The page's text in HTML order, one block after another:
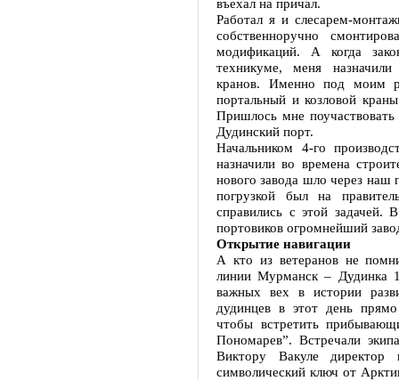
въехал на причал.
Работал я и слесарем-
собственноручно
модификаций. А когда
техникуме, меня
кранов. Именно под моим
портальный и козловой
Пришлось мне
Дудинский порт.
Начальником 4-го
назначили во времена
нового завода шло через наш
погрузкой был на
справились с этой задачей.
портовиков огромнейший
Открытие навигации
А кто из ветеранов не
линии Мурманск – Дудинка
важных вех в истории
дудинцев в этот день
чтобы встретить
Пономарев”. Встречали
Виктору Вакуле директор
символический ключ от